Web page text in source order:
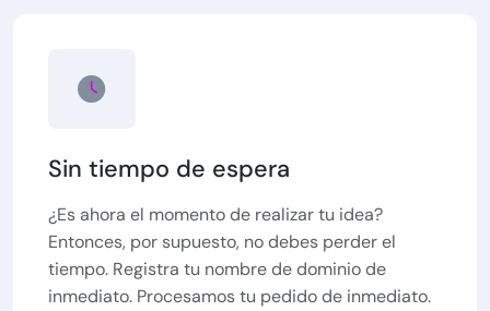
Sin tiempo de espera
¿Es ahora el momento de realizar tu idea?
Entonces, por supuesto, no debes perder el
tiempo. Registra tu nombre de dominio de
inmediato. Procesamos tu pedido de inmediato.